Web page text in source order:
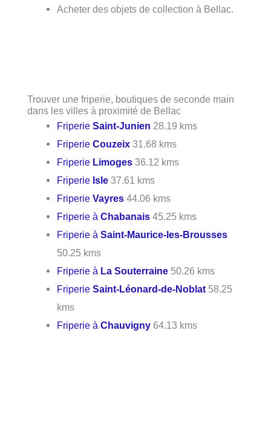
Acheter des objets de collection à Bellac.
Trouver une friperie, boutiques de seconde main
dans les villes à proximité de Bellac
FriperieSaint-Junien 28.19 kms
FriperieCouzeix 31.68 kms
Friperie Limoges 36.12 kms
Friperie Isle 37.61 kms
FriperieVayres 44.06 kms
Friperie àChabanais 45.25 kms
Friperie àSaint-Maurice-les-Brousses
50.25 kms
Friperie à La Souterraine 50.26 kms
FriperieSaint-Léonard-de-Noblat 58.25
kms
Friperie àChauvigny 64.13 kms